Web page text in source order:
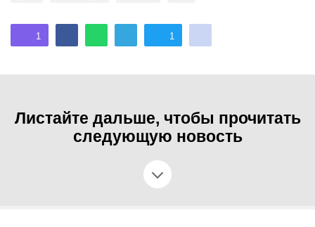
1 1
Листайте дальше, чтобы прочитать
следующую новость